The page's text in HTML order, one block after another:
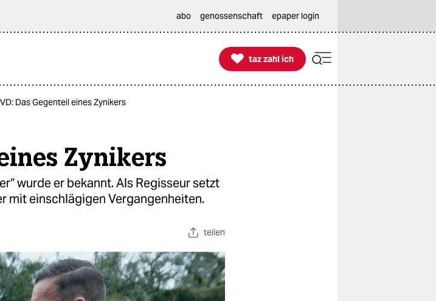
abo genossenschaft epaper login

taz zahl ich
taz zahl ich
Das Gegenteil eines Zynikers
Zynikers
wurde er bekannt. Als Regisseur setzt
mit einschlägigen Vergangenheiten.
teilen